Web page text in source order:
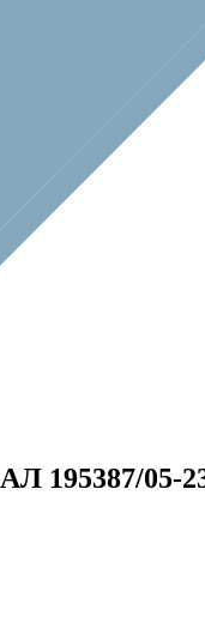
АЛ 195387/05-